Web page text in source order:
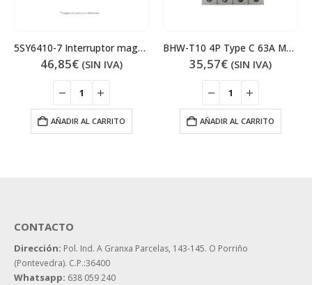
BHW-T10 4P Type C 63A Magnetotérmico
35,57€ (SIN IVA)
AÑADIR AL CARRITO
BHW-T10 2P Type C 6A Magnetotérmico
13,67€ (SIN IVA)
AÑADIR AL CARRITO
CONTACTO
Dirección: Pol. Ind. A Granxa Parcelas, 143-145. O Porriño
(Pontevedra). C.P.:36400
Whatsapp: 638 059 240